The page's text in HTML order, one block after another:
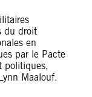
du droit
en
par le Pacte
politiques,
Maalouf.